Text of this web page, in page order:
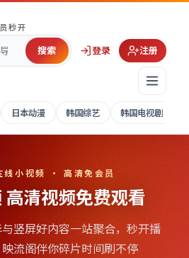
秒开
搜索 登录 注册
日本动漫 韩国综艺 韩国电视剧
小视频 · 高清免会员
高清视频免费观看
竖屏好内容一站聚合，秒开播
映流阁伴你碎片时间刷不停